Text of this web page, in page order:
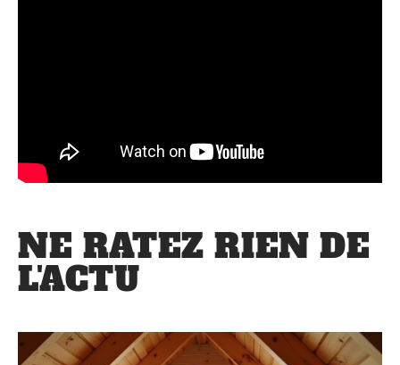
NE RATEZ RIEN DE
L'ACTU